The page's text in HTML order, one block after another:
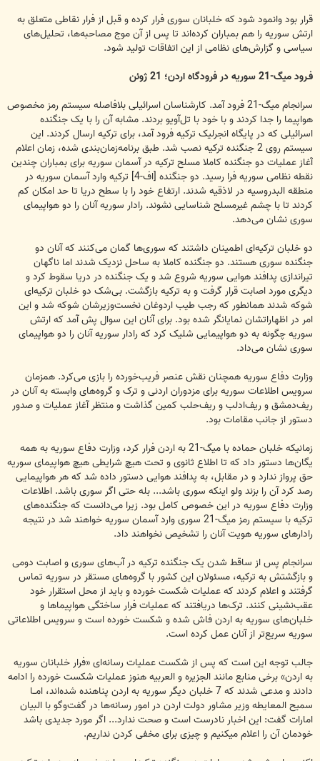
قرار بود وانمود شود که خلبانان سوری فرار کرده و قبل از فرار نقاطی متعلق به
ارتش سوریه را هم بمباران کرده‌اند تا پس از آن موج مصاحبه‌ها، تحلیل‌های
سیاسی و گزارش‌های نظامی از این اتفاقات تولید شود.
فـرود میگ-21 سوریه در فرودگاه اردن؛ 21 ژوئن
سرانجام میگ-21 فرود آمد. کارشناسان اسرائیلی بلافاصله سیستم رمز مخصوص
هواپیما را جدا کردند و با خود با تل‌آویو بردند. مشابه آن را با یک جنگنده
اسرائیلی که در پایگاه انجرلیک ترکیه فرود آمد، برای ترکیه ارسال کردند. این
سیستم روی 2 جنگنده ترکیه نصب شد. طبق برنامه‌زمان‌بندی شده، زمان اعلام
آغاز عملیات دو جنگنده کاملا مسلح ترکیه در آسمان سوریه برای بمباران چندین
نقطه نظامی سوریه فرا رسید. دو جنگنده [اف-4] ترکیه وارد آسمان سوریه در
منطقه البدروسیه در لاذقیه شدند. ارتفاع خود را با سطح دریا تا حد امکان کم
کردند تا با چشم غیرمسلح شناسایی نشوند. رادار سوریه آنان را دو هواپیمای
سوری نشان می‌دهد.
دو خلبان ترکیه‌ای اطمینان داشتند که سوری‌ها گمان می‌کنند که آنان دو
جنگنده سوری هستند. دو جنگنده کاملا به ساحل نزدیک شدند اما ناگهان
تیراندازی پدافند هوایی سوریه شروع شد و یک جنگنده در دریا سقوط کرد و
دیگری مورد اصابت قرار گرفت و به ترکیه بازگشت. بی‌شک دو خلبان ترکیه‌ای
شوکه شدند همانطور که رجب طیب اردوغان نخست‌وزیرشان شوکه شد و این
امر در اظهاراتشان نمایانگر شده بود. برای آنان این سوال پش آمد که ارتش
سوریه چگونه به دو هواپیمایی شلیک کرد که رادار سوریه آنان را دو هواپیمای
سوری نشان می‌داد.
وزارت دفاع سوریه همچنان نقش عنصر فریب‌خورده را بازی می‌کرد. همزمان
سرویس اطلاعات سوریه برای مزدوران اردنی و ترک و گروه‌های وابسته به آنان در
ریف‌دمشق و ریف‌ادلب و ریف‌حلب کمین گذاشت و منتظر آغاز عملیات و صدور
دستور از جانب مقامات بود.
زمانیکه خلبان حماده با میگ-21 به اردن فرار کرد،‌ وزارت دفاع سوریه به همه
یگان‌ها دستور داد که تا اطلاع‌ ثانوی و تحت هیچ شرایطی هیچ هواپیمای سوریه
حق پرواز ندارد و در مقابل، به پدافند هوایی دستور داده شد که هر هواپیمایی
رصد کرد آن را بزند ولو اینکه سوری باشد... بله حتی اگر سوری باشد. اطلاعات
وزارت دفاع سوریه در این خصوص کامل بود. زیرا می‌دانست که جنگنده‌های
ترکیه با سیستم رمز میگ-21 سوری وارد آسمان سوریه خواهند شد در نتیجه
رادارهای سوریه هویت آنان را تشخیص نخواهند داد.
سرانجام پس از ساقط شدن یک جنگنده ترکیه در آب‌های سوری و اصابت دومی
و بازگشتش به ترکیه، مسئولان این کشور با گروه‌های مستقر در سوریه تماس
گرفتند و اعلام کردند که عملیات شکست خورده و باید از محل استقرار خود
عقب‌نشینی کنند. ترک‌ها دریافتند که عملیات فرار ساختگی هواپیماها و
خلبان‌های سوریه به اردن فاش شده و شکست خورده است و سرویس اطلاعاتی
سوریه سریع‌تر از آنان عمل کرده است.
جالب توجه این است که پس از شکست عملیات رسانه‌ای «فرار خلبانان سوریه
به اردن» برخی منابع مانند الجزیره و العربیه هنوز عملیات شکست خورده را ادامه
دادند و مدعی شدند که 7 خلبان دیگر سوریه به اردن پناهنده شده‌اند، امــا
سمیح المعایطه وزیر مشاور دولت اردن در امور رسانه‌ها در گفت‌وگو با البیان
امارات گفت: این اخبار نادرست است و صحت ندارد... اگر مورد جدیدی باشد
خودمان آن را اعلام میکنیم و چیزی برای مخفی کردن نداریم.